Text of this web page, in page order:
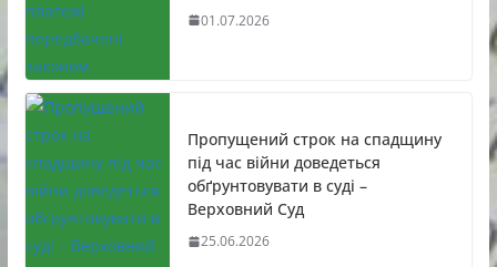
01.07.2026
Пропущений строк на спадщину
під час війни доведеться
обґрунтовувати в суді –
Верховний Суд
25.06.2026